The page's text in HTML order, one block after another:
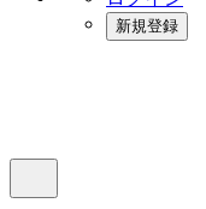
新規登録